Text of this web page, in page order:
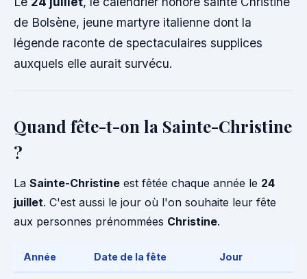
de Bolsène, jeune martyre italienne dont la
légende raconte de spectaculaires supplices
auxquels elle aurait survécu.
Quand fête-t-on la Sainte-Christine
?
La Sainte-Christine est fêtée chaque année le 24
juillet. C'est aussi le jour où l'on souhaite leur fête
aux personnes prénommées Christine.
Année Date de la fête Jour